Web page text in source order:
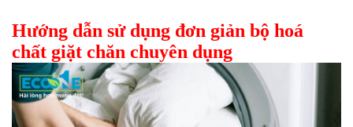
Hướng dẫn sử dụng đơn giản bộ hoá
chất giặt chăn chuyên dụng